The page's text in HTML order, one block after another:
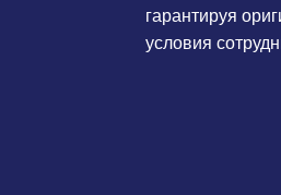
гарантируя
условия